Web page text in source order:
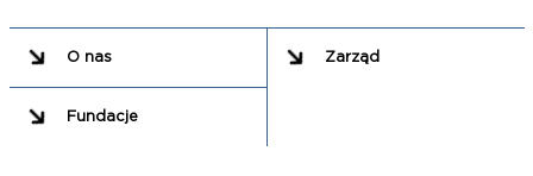
O nas Zarząd
Fundacje